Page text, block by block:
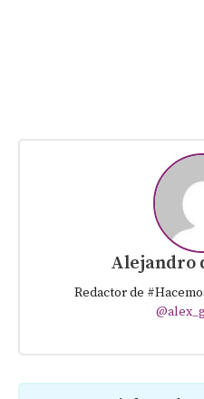
Alejandro
Redactor de